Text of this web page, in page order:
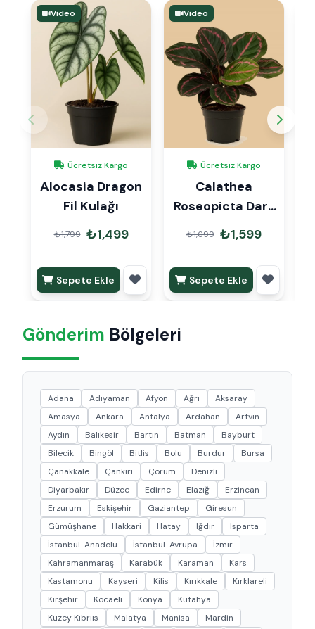
Video
Ücretsiz Kargo
Alocasia Dragon
Fil Kulağı
₺1,799 ₺1,499
Sepete Ekle
Video
Ücretsiz Kargo
Calathea
Roseopicta Dark
Dua Çiçeği
₺1,699 ₺1,599
Sepete Ekle
Gönderim Bölgeleri
Adana Adıyaman Afyon Ağrı
Aksaray
Amasya
Ankara Antalya Ardahan
Artvin
Aydın
Balıkesir Bartın Batman
Bayburt
Bilecik
Bingöl Bitlis Bolu Burdur
Bursa
Çanakkale
Çankırı Çorum
Denizli
Diyarbakır
Düzce Edirne Elazığ
Erzincan
Erzurum
Eskişehir Gaziantep
Giresun
Gümüşhane
Hakkari Hatay Iğdır
Isparta
İstanbul-Anadolu
İstanbul-Avrupa
İzmir
Kahramanmaraş
Karabük Karaman
Kars
Kastamonu
Kayseri Kilis Kırıkkale
Kırklareli
Kırşehir
Kocaeli Konya
Kütahya
Kuzey Kıbrııs
Malatya Manisa
Mardin